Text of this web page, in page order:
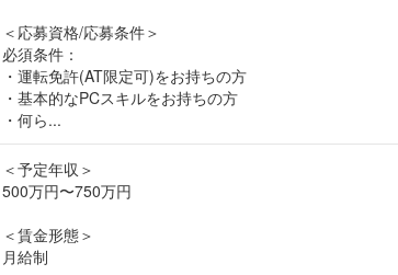
＜応募資格/応募条件＞
必須条件：
・運転免許(AT限定可)をお持ちの方
・基本的なPCスキルをお持ちの方
・何ら...
＜予定年収＞
500万円〜750万円
＜賃金形態＞
月給制